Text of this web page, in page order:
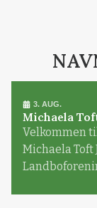
3. AUG.
Michaela
Velkommen
Michaela Toft